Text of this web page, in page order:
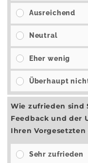
Ausreichend
Neutral
Eher wenig
Überhaupt
Wie zufrieden sind
Feedback und der
Ihren Vorgesetzten
Sehr zufrieden